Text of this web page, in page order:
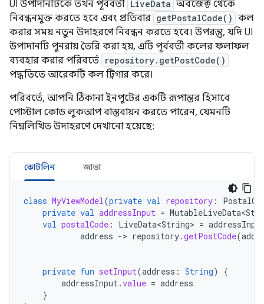
UI উপাদানটিকে তখন পূর্ববর্তী LiveData অবজেক্ট থেকে
নিবন্ধনমুক্ত করতে হবে এবং প্রতিবার getPostalCode() কল
করার সময় নতুন উদাহরণে নিবন্ধন করতে হবে। উপরন্তু, যদি UI
উপাদানটি পুনরায় তৈরি করা হয়, এটি পূর্ববর্তী কলের ফলাফল
ব্যবহার করার পরিবর্তে repository.getPostCode()
পদ্ধতিতে আরেকটি কল ট্রিগার করে।
পরিবর্তে, আপনি ঠিকানা ইনপুটের একটি রূপান্তর হিসাবে
পোস্টাল কোড লুকআপ বাস্তবায়ন করতে পারেন, যেমনটি
নিম্নলিখিত উদাহরণে দেখানো হয়েছে:
কোটলিন জাভা
class MyViewModel(private val repository :
private val addressInput =
val postalCode : LiveData<String> =
address -> repository.getPostCode(
private fun setInput(address : String)
{
addressInput.value = address
}